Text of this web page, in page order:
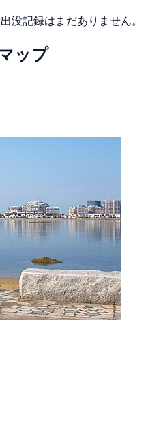
没記録はまだありません。
ップ